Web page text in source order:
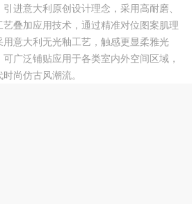
进意大利原创设计理念，采用高耐磨、
叠加应用技术，通过精准对位图案肌理
意大利无光釉工艺，触感更显柔雅光
广泛铺贴应用于各类室内外空间区域，
尚仿古风潮流。